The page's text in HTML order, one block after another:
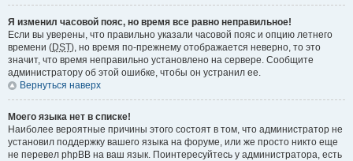
Я изменил часовой пояс, но время все равно неправильное!
Если вы уверены, что правильно указали часовой пояс и опцию летнего
времени (DST), но время по-прежнему отображается неверно, то это
значит, что время неправильно установлено на сервере. Сообщите
администратору об этой ошибке, чтобы он устранил ее.
Вернуться наверх
Моего языка нет в списке!
Наиболее вероятные причины этого состоят в том, что администратор не
установил поддержку вашего языка на форуме, или же просто никто еще
не перевел phpBB на ваш язык. Поинтересуйтесь у администратора, есть